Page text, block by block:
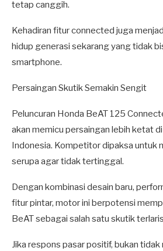
tetap canggih.
Kehadiran fitur connected juga
hidup generasi sekarang yang tidak
smartphone.
Persaingan Skutik Semakin Sengit
Peluncuran Honda BeAT 125
akan memicu persaingan lebih ketat
Indonesia. Kompetitor dipaksa untuk
serupa agar tidak tertinggal.
Dengan kombinasi desain baru,
fitur pintar, motor ini berpotensi
BeAT sebagai salah satu skutik
Jika respons pasar positif, bukan